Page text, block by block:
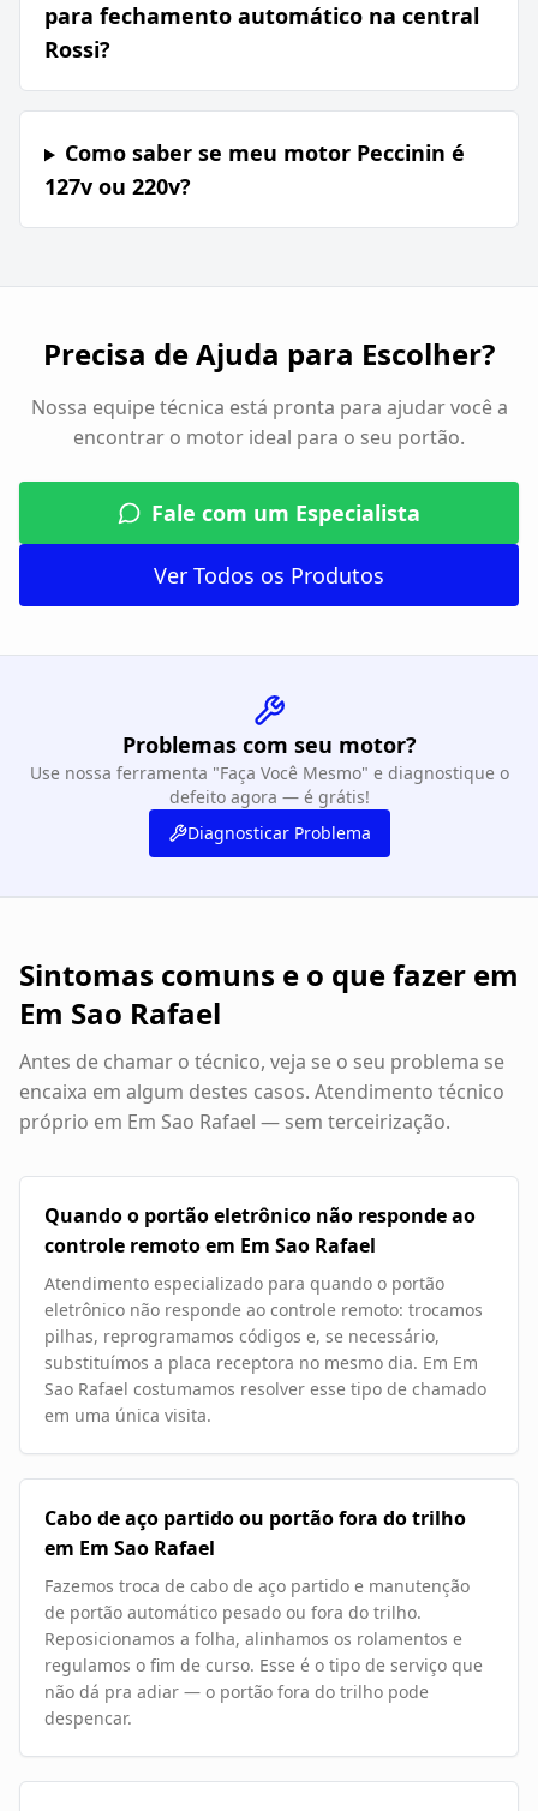
para fechamento automático na central
Rossi?
Como saber se meu motor Peccinin é
127v ou 220v?
Precisa de Ajuda para Escolher?
Nossa equipe técnica está pronta para ajudar você a
encontrar o motor ideal para o seu portão.
Fale com um Especialista
Ver Todos os Produtos
Problemas com seu motor?
Use nossa ferramenta "Faça Você Mesmo" e diagnostique o
defeito agora — é grátis!
Diagnosticar Problema
Sintomas comuns e o que fazer em
Em Sao Rafael
Antes de chamar o técnico, veja se o seu problema se
encaixa em algum destes casos. Atendimento técnico
próprio em Em Sao Rafael — sem terceirização.
Quando o portão eletrônico não responde ao
controle remoto em Em Sao Rafael
Atendimento especializado para quando o portão
eletrônico não responde ao controle remoto: trocamos
pilhas, reprogramamos códigos e, se necessário,
substituímos a placa receptora no mesmo dia. Em Em
Sao Rafael costumamos resolver esse tipo de chamado
em uma única visita.
Cabo de aço partido ou portão fora do trilho
em Em Sao Rafael
Fazemos troca de cabo de aço partido e manutenção
de portão automático pesado ou fora do trilho.
Reposicionamos a folha, alinhamos os rolamentos e
regulamos o fim de curso. Esse é o tipo de serviço que
não dá pra adiar — o portão fora do trilho pode
despencar.